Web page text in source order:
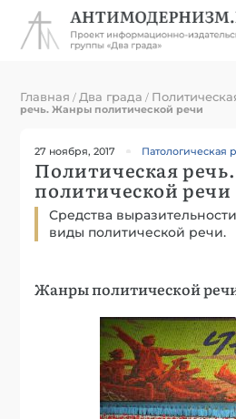
Главная / Два града /
речь. Жанры политической речи
27 ноября, 2017 Патологическая
Политическая
политической речи
Средства
виды политической речи.
Жанры политической